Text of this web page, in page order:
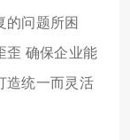
的问题所困
歪 确保企业能
造统一而灵活